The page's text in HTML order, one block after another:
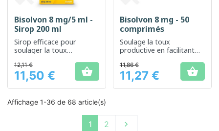
Bisolvon 8 mg/5 ml -
Sirop 200 ml
Sirop efficace pour
soulager la toux
l'expectoration
Prix
12,11 €
11,50 € 
Bisolvon 8 mg - 50
comprimés
Soulage la toux
productive en facilitant
Prix
11,86 €
11,27 € 
Affichage 1-36 de 68 article(s)
1 2 Suivant
